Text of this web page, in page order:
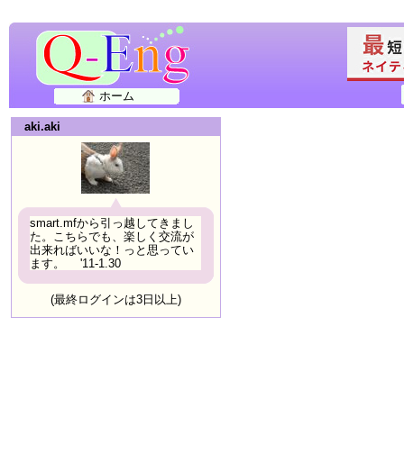
ホーム
aki.aki
smart.mfから引っ越してきまし
た。こちらでも、楽しく交流が
出来ればいいな！っと思ってい
ます。 '11-1.30
(最終ログインは3日以上)